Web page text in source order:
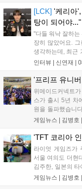
상 'Grand Theft
이다....
[LCK] '케리아
탕이 되어야..."
"다들 워낙 잘하는
장히 많았어요.
생각하는데, 최근
를 추구하다 보니
LoL 챔피언스 코
인터뷰 | 신연재 |
'프리프 유니
위메이드커넥트
스가 출시 5년 차
원을 돌파했습니
스포츠 대회
은 전년 대비 매출
FWC 그랜드 파
통해 커뮤니티 중
게임뉴스 | 김병호 |
'TFT 코리아
라이엇 게임즈가
서울 여의도 더현
김주한, 일본의
는 소속팀 없이
게임뉴스 | 김병호 |